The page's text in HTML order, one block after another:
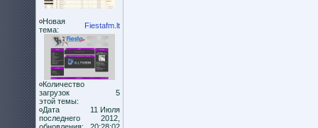
Новая
тема:
Fiestafm.lt
Количество
загрузок
этой темы:
5
Дата
последнего
11 Июля
2012,